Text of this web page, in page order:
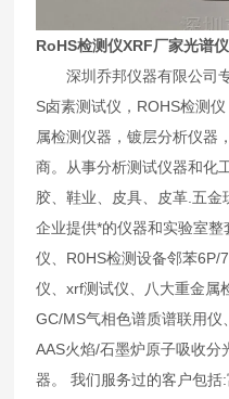
RoHS检测仪XRF厂家光谱
深圳乔邦仪器有限公司专
S卤素测试仪，ROHS检测
属检测仪器，镀层分析仪器
商。从事分析测试仪器和化
胶、鞋业、皮具、皮革.五
企业提供*的仪器和实验室
仪、R0HS检测设备邻苯6P/
仪、xrf测试仪、八大重金属
GC/MS气相色谱质谱联用
AAS火焰/石墨炉原子吸收分
器。 我们服务过的客户包括